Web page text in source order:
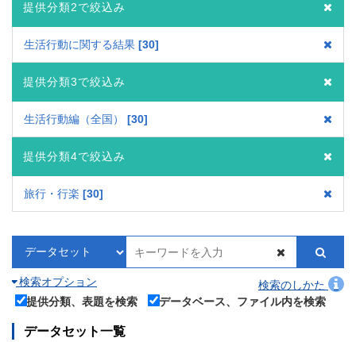
提供分類2で絞込み
生活行動に関する結果 30
提供分類3で絞込み
生活行動編（全国） 30
提供分類4で絞込み
旅行・行楽 30
検索オプション
検索のしかた
提供分類、表題を検索
データベース、ファイル内を検索
データセット一覧